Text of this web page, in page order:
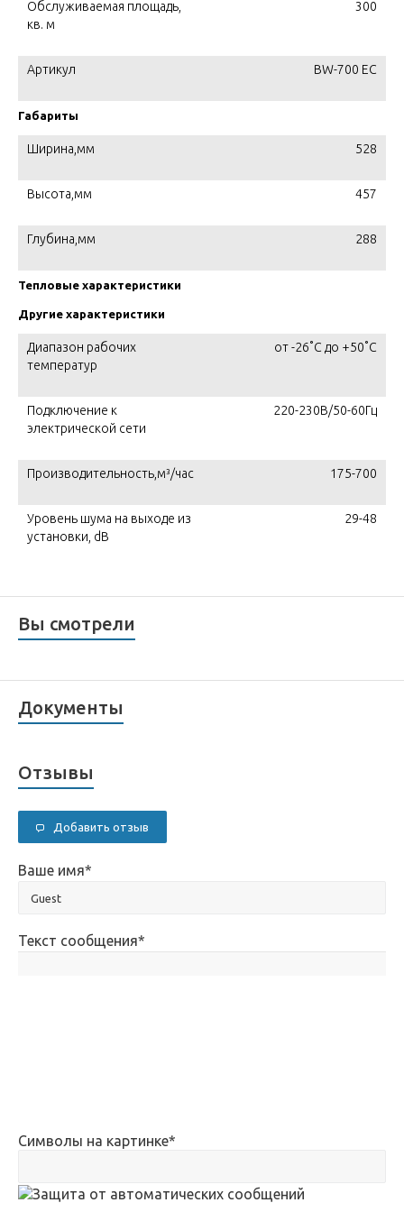
Обслуживаемая площадь,
кв. м
300
Артикул BW-700 EC
Габариты
Ширина,мм 528
Высота,мм 457
Глубина,мм 288
Тепловые характеристики
Другие характеристики
Диапазон рабочих
температур
от -26˚С до +50˚С
Подключение к
электрической сети
220-230В/50-60Гц
Производительность,м³/час 175-700
Уровень шума на выходе из
установки, dB
29-48
Вы смотрели
Документы
Отзывы
Добавить отзыв
Ваше имя*
Текст сообщения*
Символы на картинке*